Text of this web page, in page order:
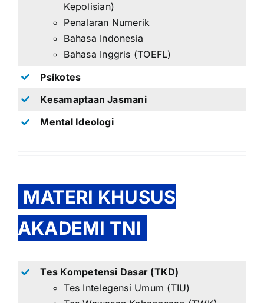
Kepolisian)
Penalaran Numerik
Bahasa Indonesia
Bahasa Inggris (TOEFL)
Psikotes
Kesamaptaan Jasmani
Mental Ideologi
MATERI KHUSUS
AKADEMI TNI
Tes Kompetensi Dasar (TKD)
Tes Intelegensi Umum (TIU)